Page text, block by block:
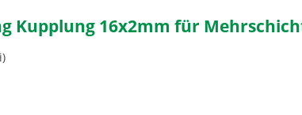
Kupplung 16x2mm für